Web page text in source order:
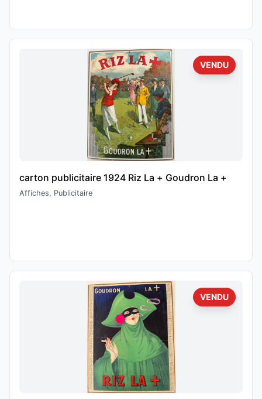
VENDU
carton publicitaire 1924 Riz La + Goudron La +
Affiches, Publicitaire
VENDU